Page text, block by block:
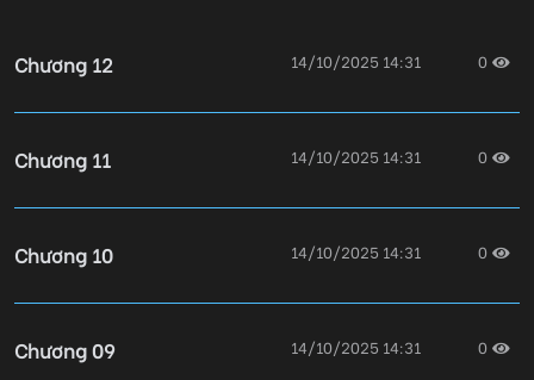
Chương 12 14/10/2025 14:31 0
Chương 11 14/10/2025 14:31 0
Chương 10 14/10/2025 14:31 0
Chương 09 14/10/2025 14:31 0